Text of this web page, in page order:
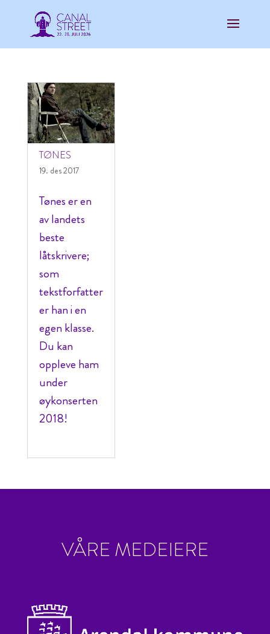
TØNES
19. des 2017
Tønes er en
av landets
beste
låtskrivere;
som
tekstforfatter
er han i en
egen klasse.
Du kan
oppleve ham
under
øykonserten
2018!
VÅRE MEDEIERE